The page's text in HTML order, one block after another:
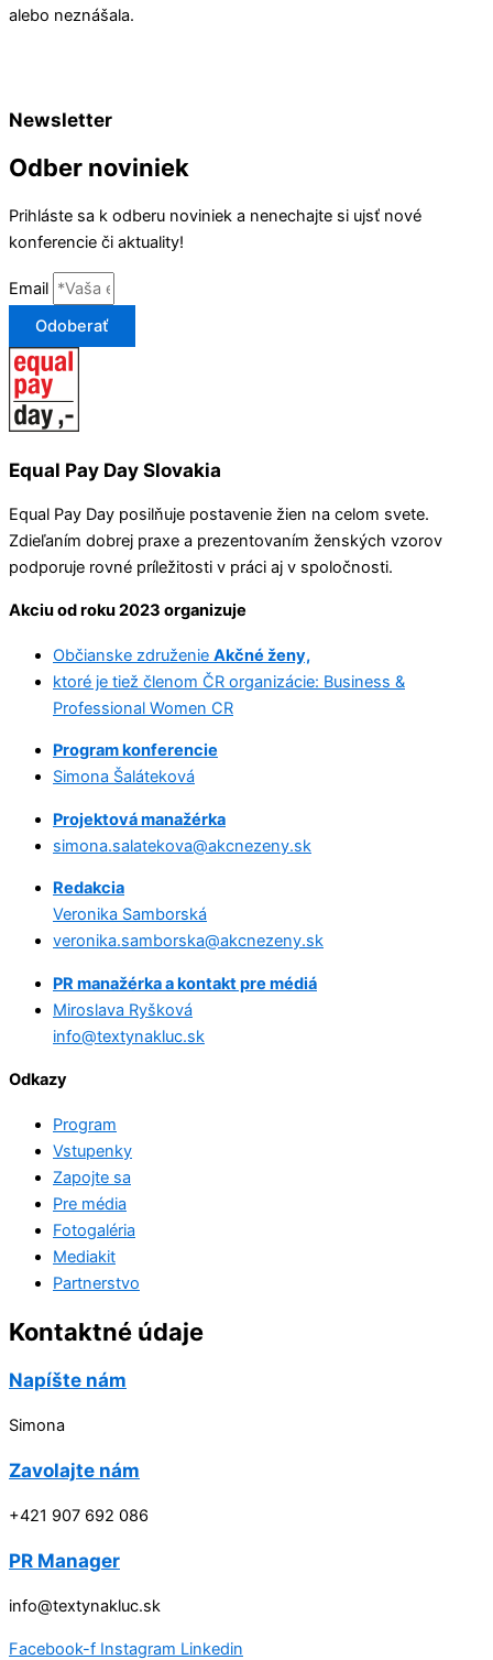
alebo neznášala.
Newsletter
Odber noviniek
Prihláste sa k odberu noviniek a nenechajte si ujsť nové
konferencie či aktuality!
Email
Odoberať
Equal Pay Day Slovakia
Equal Pay Day posilňuje postavenie žien na celom svete.
Zdieľaním dobrej praxe a prezentovaním ženských vzorov
podporuje rovné príležitosti v práci aj v spoločnosti.
Akciu od roku 2023 organizuje
Občianske združenie Akčné ženy,
ktoré je tiež členom ČR organizácie: Business &
Professional Women CR
Program konferencie
Simona Šaláteková
Projektová manažérka
simona.salatekova@akcnezeny.sk
Redakcia
Veronika Samborská
veronika.samborska@akcnezeny.sk
PR manažérka a kontakt pre médiá
Miroslava Ryšková
info@textynakluc.sk
Odkazy
Program
Vstupenky
Zapojte sa
Pre média
Fotogaléria
Mediakit
Partnerstvo
Kontaktné údaje
Napíšte nám
Simona
Zavolajte nám
+421 907 692 086
PR Manager
info@textynakluc.sk
Facebook-f Instagram Linkedin